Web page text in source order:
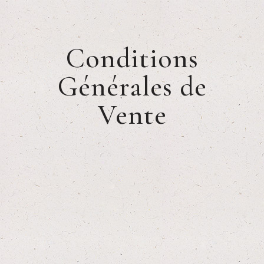
Conditions
Générales de
Vente